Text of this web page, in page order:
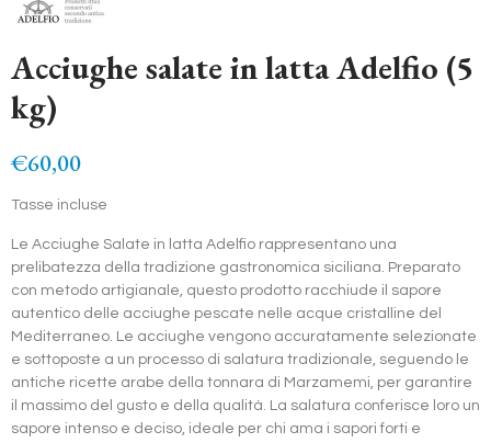
Acciughe salate in latta Adelfio (5
kg)
€60,00
Tasse incluse
Le Acciughe Salate in latta Adelfio rappresentano una
prelibatezza della tradizione gastronomica siciliana. Preparato
con metodo artigianale, questo prodotto racchiude il sapore
autentico delle acciughe pescate nelle acque cristalline del
Mediterraneo. Le acciughe vengono accuratamente selezionate
e sottoposte a un processo di salatura tradizionale, seguendo le
antiche ricette arabe della tonnara di Marzamemi, per garantire
il massimo del gusto e della qualità. La salatura conferisce loro un
sapore intenso e deciso, ideale per chi ama i sapori forti e